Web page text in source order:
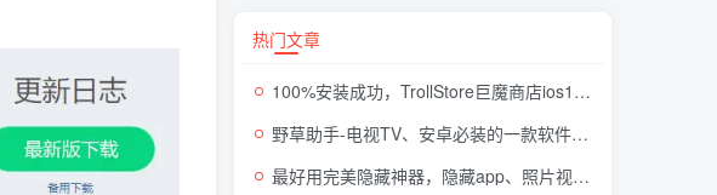
热门文章
100%安装成功，TrollStore巨魔商店ios17来了，这些系统马上起飞了
野草助手-电视TV、安卓必装的一款软件，超级好用
最好用完美隐藏神器，隐藏app、照片视频，自身伪装成计算器，完全免费无广